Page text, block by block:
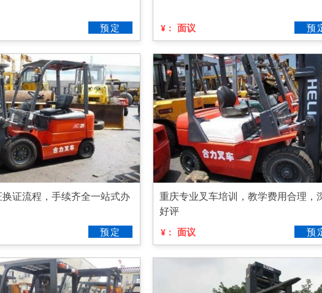
预定 ¥： 面议 预
证流程，手续齐全一站式办
预定
重庆专业叉车培训，教学费用合理，
好评
¥： 面议 预